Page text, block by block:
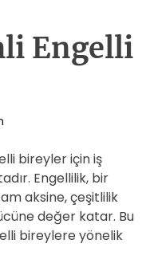
E
C
O
L
E
Engelli
bireyler için iş
Engellilik, bir
aksine, çeşitlilik
değer katar. Bu
bireylere yönelik